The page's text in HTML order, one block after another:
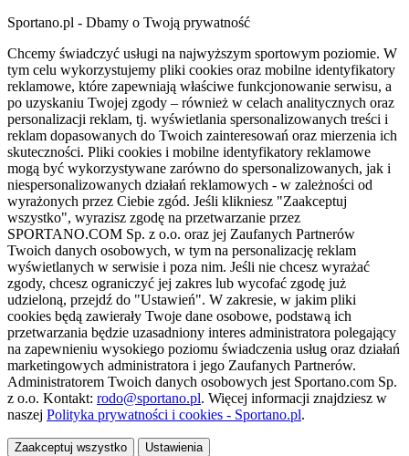
Sportano.pl - Dbamy o Twoją prywatność
Chcemy świadczyć usługi na najwyższym sportowym poziomie. W
tym celu wykorzystujemy pliki cookies oraz mobilne identyfikatory
reklamowe, które zapewniają właściwe funkcjonowanie serwisu, a
po uzyskaniu Twojej zgody – również w celach analitycznych oraz
personalizacji reklam, tj. wyświetlania spersonalizowanych treści i
reklam dopasowanych do Twoich zainteresowań oraz mierzenia ich
skuteczności. Pliki cookies i mobilne identyfikatory reklamowe
mogą być wykorzystywane zarówno do spersonalizowanych, jak i
niespersonalizowanych działań reklamowych - w zależności od
wyrażonych przez Ciebie zgód. Jeśli klikniesz "Zaakceptuj
wszystko", wyrazisz zgodę na przetwarzanie przez
SPORTANO.COM Sp. z o.o. oraz jej Zaufanych Partnerów
Twoich danych osobowych, w tym na personalizację reklam
wyświetlanych w serwisie i poza nim. Jeśli nie chcesz wyrażać
zgody, chcesz ograniczyć jej zakres lub wycofać zgodę już
udzieloną, przejdź do "Ustawień". W zakresie, w jakim pliki
cookies będą zawierały Twoje dane osobowe, podstawą ich
przetwarzania będzie uzasadniony interes administratora polegający
na zapewnieniu wysokiego poziomu świadczenia usług oraz działań
marketingowych administratora i jego Zaufanych Partnerów.
Administratorem Twoich danych osobowych jest Sportano.com Sp.
z o.o. Kontakt: rodo@sportano.pl. Więcej informacji znajdziesz w
naszej Polityka prywatności i cookies - Sportano.pl.
Zaakceptuj wszystko Ustawienia